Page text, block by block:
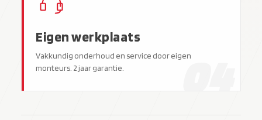
Eigen werkplaats
Vakkundig onderhoud en service door eigen
monteurs. 2 jaar garantie.
04